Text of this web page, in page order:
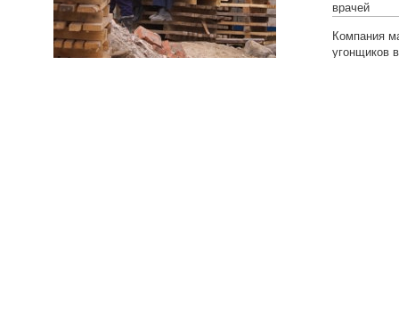
врачей
Компания
угонщиков